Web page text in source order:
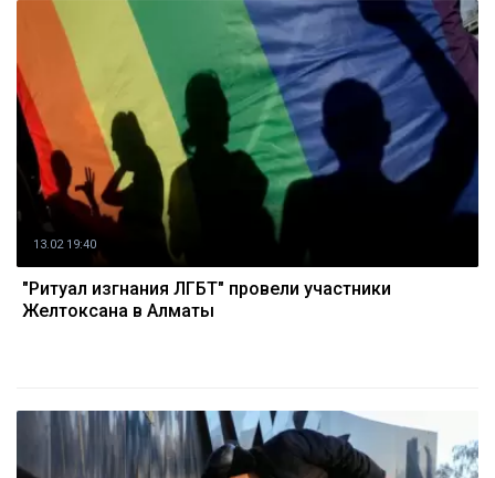
13.02 19:40
"Ритуал изгнания ЛГБТ" провели участники
Желтоксана в Алматы